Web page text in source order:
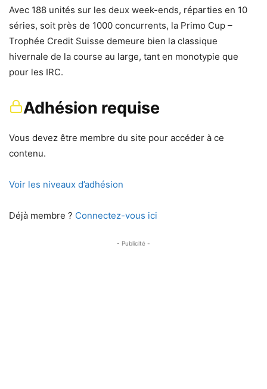
Avec 188 unités sur les deux week-ends, réparties en 10
séries, soit près de 1000 concurrents, la Primo Cup –
Trophée Credit Suisse demeure bien la classique
hivernale de la course au large, tant en monotypie que
pour les IRC.
Adhésion requise
Vous devez être membre du site pour accéder à ce
contenu.
Voir les niveaux d’adhésion
Déjà membre ? Connectez-vous ici
- Publicité -